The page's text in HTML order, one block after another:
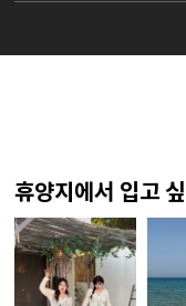
휴양지에서 입고